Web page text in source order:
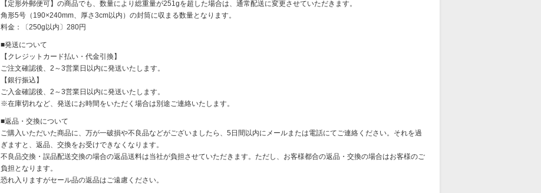
【定形外郵便可】の商品でも、数量により総重量が251gを超した場合は、通常配送に変更させていただきます。
角形5号（190×240mm、厚さ3cm以内）の封筒に収まる数量となります。
料金：〔250g以内〕280円
■発送について
【クレジットカード払い・代金引換】
ご注文確認後、2～3営業日以内に発送いたします。
【銀行振込】
ご入金確認後、2～3営業日以内に発送いたします。
※在庫切れなど、発送にお時間をいただく場合は別途ご連絡いたします。
■返品・交換について
ご購入いただいた商品に、万が一破損や不良品などがございましたら、5日間以内にメールまたは電話にてご連絡ください。それを過
ぎますと、返品、交換をお受けできなくなります。
不良品交換・誤品配送交換の場合の返品送料は当社が負担させていただきます。ただし、お客様都合の返品・交換の場合はお客様のご
負担となります。
恐れ入りますがセール品の返品はご遠慮ください。